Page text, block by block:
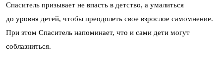
Спаситель призывает не впасть в детство, а умалиться
до уровня детей, чтобы преодолеть свое взрослое самомнение.
При этом Спаситель напоминает, что и сами дети могут
соблазниться.